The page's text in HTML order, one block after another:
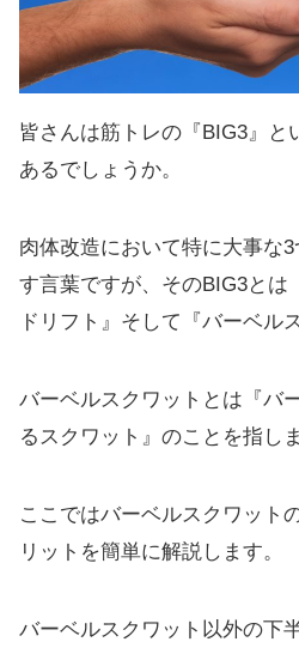
皆さんは筋トレの『BIG3』と
あるでしょうか。
肉体改造において特に大事な
す言葉ですが、そのBIG3とは
ドリフト』そして『バーベル
バーベルスクワットとは『バ
るスクワット』のことを指しま
ここではバーベルスクワット
リットを簡単に解説します。
バーベルスクワット以外の下